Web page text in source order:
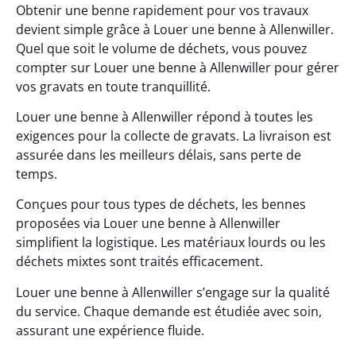
Obtenir une benne rapidement pour vos travaux
devient simple grâce à Louer une benne à Allenwiller.
Quel que soit le volume de déchets, vous pouvez
compter sur Louer une benne à Allenwiller pour gérer
vos gravats en toute tranquillité.
Louer une benne à Allenwiller répond à toutes les
exigences pour la collecte de gravats. La livraison est
assurée dans les meilleurs délais, sans perte de
temps.
Conçues pour tous types de déchets, les bennes
proposées via Louer une benne à Allenwiller
simplifient la logistique. Les matériaux lourds ou les
déchets mixtes sont traités efficacement.
Louer une benne à Allenwiller s’engage sur la qualité
du service. Chaque demande est étudiée avec soin,
assurant une expérience fluide.